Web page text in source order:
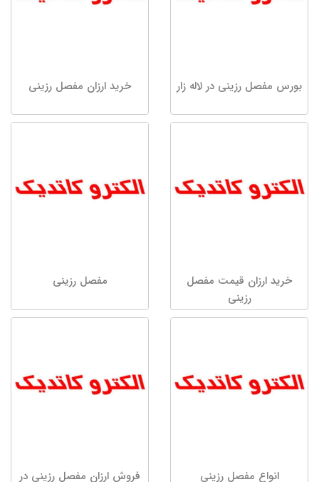
بورس مفصل رزینی در لاله زار خرید ارزان مفصل رزینی
خرید ارزان قیمت مفصل
رزینی
مفصل رزینی
انواع مفصل رزینی
فروش ارزان مفصل رزینی در